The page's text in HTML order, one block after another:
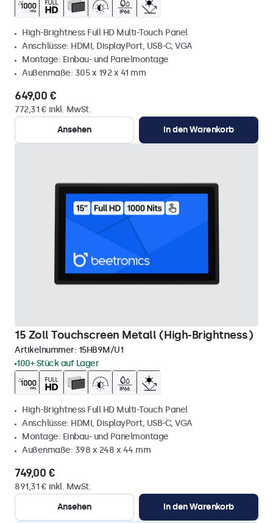
High-Brightness Full HD Multi-Touch Panel
Anschlüsse: HDMI, DisplayPort, USB-C, VGA
Montage: Einbau- und Panelmontage
Außenmaße: 305 x 192 x 41 mm
649,00 €
772,31 € inkl. MwSt.
Ansehen
In den Warenkorb
15 Zoll Touchscreen Metall (High-Brightness)
Artikelnummer: 15HB9M/U1
100+ Stück auf Lager
High-Brightness Full HD Multi-Touch Panel
Anschlüsse: HDMI, DisplayPort, USB-C, VGA
Montage: Einbau- und Panelmontage
Außenmaße: 398 x 248 x 44 mm
749,00 €
891,31 € inkl. MwSt.
Ansehen
In den Warenkorb